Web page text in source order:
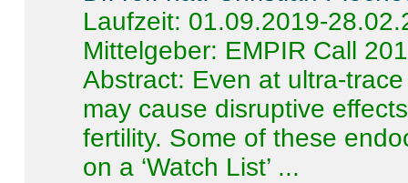
Laufzeit: 01.09.2019-
Mittelgeber: EMPIR Call
Abstract: Even at ultra-
may cause disruptive
fertility. Some of these
on a ‘Watch List’ ...